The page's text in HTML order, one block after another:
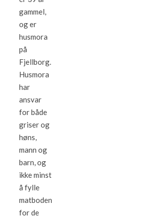
gammel,
og er
husmora
på
Fjellborg.
Husmora
har
ansvar
for både
griser og
høns,
mann og
barn, og
ikke minst
å fylle
matboden
for de